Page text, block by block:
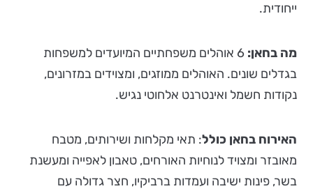
ייחודית.
מה בחאן:
6 אוהלים משפחתיים המיועדים למשפחות
בגדלים שונים. האוהלים ממוזגים, ומצוידים במזרונים,
נקודות חשמל ואינטרנט אלחוטי נגיש.
האירוח בחאן כולל: תאי מקלחות ושירותים, מטבח
מאובזר ומצויד לנוחיות האורחים, טאבון לאפייה ומעשנת
בשר, פינות ישיבה ועמדות ברביקיו, חצר גדולה עם